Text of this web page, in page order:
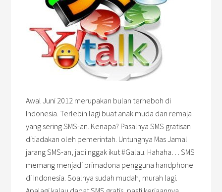
Awal Juni 2012 merupakan bulan terheboh di
Indonesia. Terlebih lagi buat anak muda dan remaja
yang sering SMS-an. Kenapa? Pasalnya SMS gratisan
ditiadakan oleh pemerintah. Untungnya Mas Jamal
jarang SMS-an, jadi nggak ikut #Galau. Hahaha… SMS
memang menjadi primadona pengguna handphone
di Indonesia. Soalnya sudah mudah, murah lagi.